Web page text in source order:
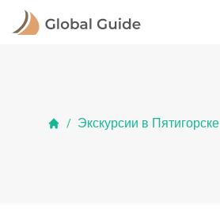
/ Экскурсии в Пятигорске